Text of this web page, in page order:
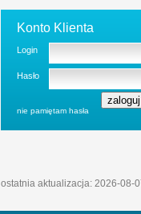
Konto Klienta
Login
Hasło
nie pamiętam hasła
ostatnia aktualizacja: 2026-08-